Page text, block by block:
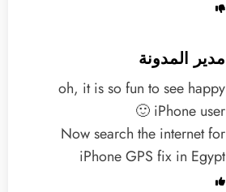
مدير المدونة
oh, it is so fun to see happy
iPhone user 🙂
Now search the internet for
iPhone GPS fix in Egypt